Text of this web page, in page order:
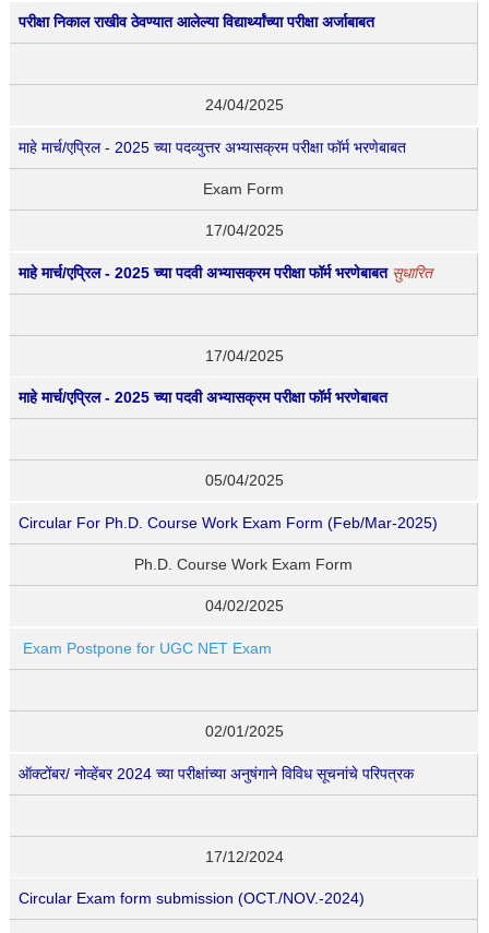
परीक्षा निकाल राखीव ठेवण्यात आलेल्या विद्यार्थ्यांच्या परीक्षा अर्जाबाबत
24/04/2025
माहे मार्च/एप्रिल - 2025 च्या पदव्युत्तर अभ्यासक्रम परीक्षा फॉर्म भरणेबाबत
Exam Form
17/04/2025
माहे मार्च/एप्रिल - 2025 च्या पदवी अभ्यासक्रम परीक्षा फॉर्म भरणेबाबत सुधारित
17/04/2025
माहे मार्च/एप्रिल - 2025 च्या पदवी अभ्यासक्रम परीक्षा फॉर्म भरणेबाबत
05/04/2025
Circular For Ph.D. Course Work Exam Form (Feb/Mar-2025)
Ph.D. Course Work Exam Form
04/02/2025
Exam Postpone for UGC NET Exam
02/01/2025
ऑक्टोंबर/ नोव्हेंबर 2024 च्या परीक्षांच्या अनुषंगाने विविध सूचनांचे परिपत्रक
17/12/2024
Circular Exam form submission (OCT./NOV.-2024)